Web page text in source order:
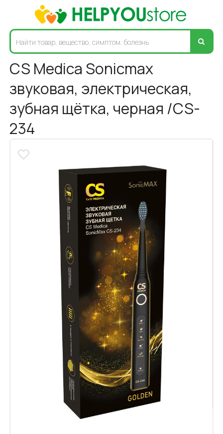
CS Medica Sonicmax
звуковая, электрическая,
зубная щётка, черная /CS-
234